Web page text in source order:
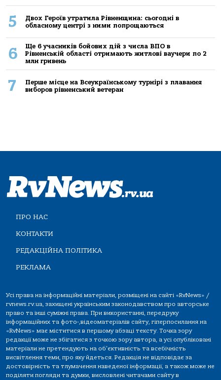
5
Двох Героїв утратила Рівненщина: сьогодні в
обласному центрі з ними попрощаються
6
Ще 6 учасників бойових дій з числа ВПО в
Рівненській області отримають житлові ваучери по 2
млн гривень
7
Перше місце на Всеукраїнському турнірі з плавання
виборов рівненський ветеран
ПРО НАС
КОНТАКТИ
РЕДАКЦІЙНА ПОЛІТИКА
РЕКЛАМА
Усі права на інформаційні матеріали, розміщені на сайті «RvNews» /
rvnews.rv.ua, захищені українським законодавством про авторське
право та інші суміжні права. При використанні, передруку
інформаційних та фото-,відеоматеріалів сайту, гіперпосилання на
«RvNews» має міститися в першому абзаці тексту. Точка зору
редакції може не збігатися з точкою зору автора, а усі опубліковані
матеріали не претендують на об'єктивність та всебічність
висвітлення теми, про яку йдеться. Редакція не відповідає за
достовірність та тлумачення наведеної інформації, а також може не
поділяти погляди та думки, висловлені читачами сайту в